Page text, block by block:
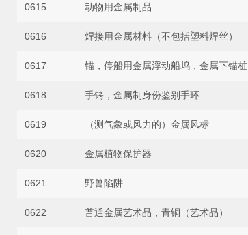
0615 动物用金属制品
0616 焊接用金属材料（不包括塑料焊丝）
0617 锚，停船用金属浮动船坞，金属下锚桩
0618 手铐，金属制身份鉴别手环
0619 （测气象或风力的）金属风标
0620 金属植物保护器
0621 野兽陷阱
0622 普通金属艺术品，青铜（艺术品）